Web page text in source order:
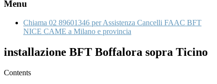
Menu
Chiama 02 89601346 per Assistenza Cancelli FAAC BFT
NICE CAME a Milano e provincia
installazione BFT Boffalora sopra Ticino
Contents